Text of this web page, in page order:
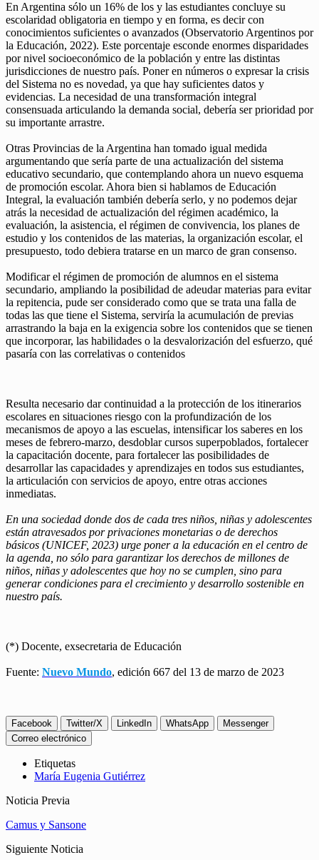
En Argentina sólo un 16% de los y las estudiantes concluye su
escolaridad obligatoria en tiempo y en forma, es decir con
conocimientos suficientes o avanzados (Observatorio Argentinos por
la Educación, 2022). Este porcentaje esconde enormes disparidades
por nivel socioeconómico de la población y entre las distintas
jurisdicciones de nuestro país. Poner en números o expresar la crisis
del Sistema no es novedad, ya que hay suficientes datos y
evidencias. La necesidad de una transformación integral
consensuada articulando la demanda social, debería ser prioridad por
su importante arrastre.
Otras Provincias de la Argentina han tomado igual medida
argumentando que sería parte de una actualización del sistema
educativo secundario, que contemplando ahora un nuevo esquema
de promoción escolar. Ahora bien si hablamos de Educación
Integral, la evaluación también debería serlo, y no podemos dejar
atrás la necesidad de actualización del régimen académico, la
evaluación, la asistencia, el régimen de convivencia, los planes de
estudio y los contenidos de las materias, la organización escolar, el
presupuesto, todo debiera tratarse en un marco de gran consenso.
Modificar el régimen de promoción de alumnos en el sistema
secundario, ampliando la posibilidad de adeudar materias para evitar
la repitencia, pude ser considerado como que se trata una falla de
todas las que tiene el Sistema, serviría la acumulación de previas
arrastrando la baja en la exigencia sobre los contenidos que se tienen
que incorporar, las habilidades o la desvalorización del esfuerzo, qué
pasaría con las correlativas o contenidos
Resulta necesario dar continuidad a la protección de los itinerarios
escolares en situaciones riesgo con la profundización de los
mecanismos de apoyo a las escuelas, intensificar los saberes en los
meses de febrero-marzo, desdoblar cursos superpoblados, fortalecer
la capacitación docente, para fortalecer las posibilidades de
desarrollar las capacidades y aprendizajes en todos sus estudiantes,
la articulación con servicios de apoyo, entre otras acciones
inmediatas.
En una sociedad donde dos de cada tres niños, niñas y adolescentes
están atravesados por privaciones monetarias o de derechos
básicos (UNICEF, 2023) urge poner a la educación en el centro de
la agenda, no sólo para garantizar los derechos de millones de
niños, niñas y adolescentes que hoy no se cumplen, sino para
generar condiciones para el crecimiento y desarrollo sostenible en
nuestro país.
(*) Docente, exsecretaria de Educación
Fuente: Nuevo Mundo, edición 667 del 13 de marzo de 2023
Facebook Twitter/X LinkedIn WhatsApp
Messenger
Correo electrónico
Etiquetas
María Eugenia Gutiérrez
Noticia Previa
Camus y Sansone
Siguiente Noticia